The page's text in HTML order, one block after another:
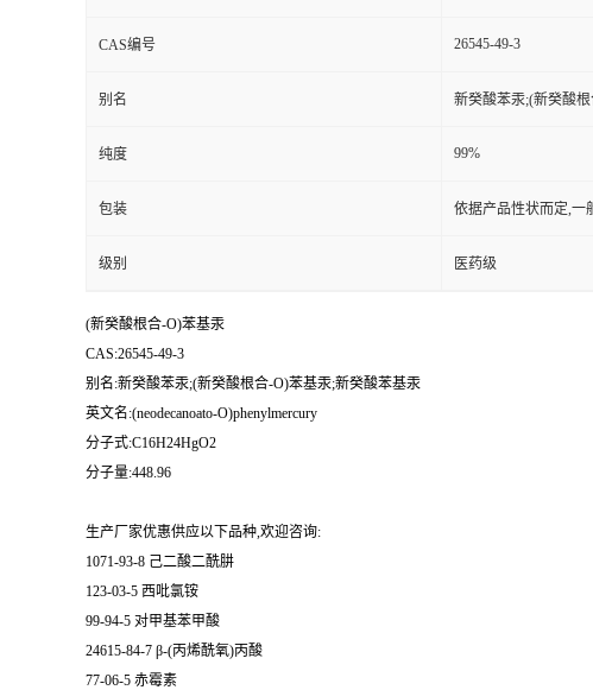
CAS编号 26545-49-3
别名 新癸酸苯汞;(新癸酸
纯度 99%
包装 依据产品性状而定,一
级别 医药级
(新癸酸根合-O)苯基汞
CAS:26545-49-3
别名:新癸酸苯汞;(新癸酸根合-O)苯基汞;新癸酸苯基汞
英文名:(neodecanoato-O)phenylmercury
分子式:C16H24HgO2
分子量:448.96
生产厂家优惠供应以下品种,欢迎咨询:
1071-93-8 己二酸二酰肼
123-03-5 西吡氯铵
99-94-5 对甲基苯甲酸
24615-84-7 β-(丙烯酰氧)丙酸
77-06-5 赤霉素